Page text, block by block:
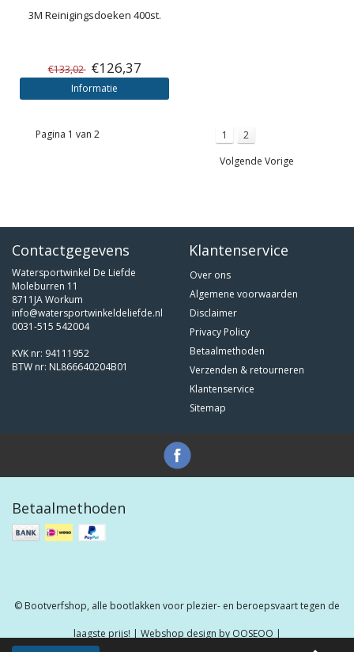
3M Reinigingsdoeken 400st.
€133,02 €126,37
Informatie
Pagina 1 van 2 1
2
Volgende Vorige
Contactgegevens
Watersportwinkel De Liefde
Moleburren 11
8711JA Workum
info@watersportwinkeldeliefde.nl
0031-515 542004
KVK nr: 94111952
BTW nr: NL866640204B01
Klantenservice
Over ons
Algemene voorwaarden
Disclaimer
Privacy Policy
Betaalmethoden
Verzenden & retourneren
Klantenservice
Sitemap
Betaalmethoden
© Bootverfshop, alle bootlakken voor plezier- en beroepsvaart tegen de
laagste prijs! | Webshop design by OOSEOO |